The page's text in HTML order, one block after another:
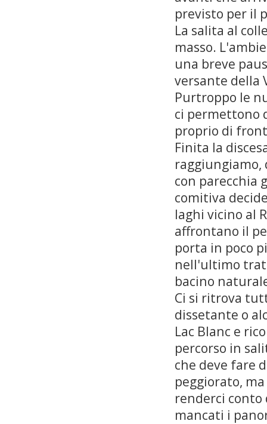
previsto per il
La salita al
masso.
una breve
versante della
Purtroppo le
ci permettono
proprio di
Finita la
raggiungiamo,
con parecchia
comitiva
laghi vicino al
affrontano il
porta in poco
nell'ultimo
bacino
Ci si ritrova
dissetante o
Lac Blanc e
percorso in
che deve fare
peggiorato,
renderci conto
mancati i